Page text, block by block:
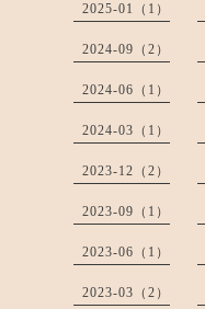
2025-01（1）
2024-09（2）
2024-06（1）
2024-03（1）
2023-12（2）
2023-09（1）
2023-06（1）
2023-03（2）